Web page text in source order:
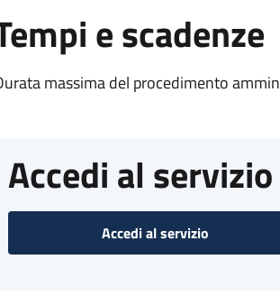
e scadenze
massima del procedimento
Accedi al servizio
Accedi al servizio